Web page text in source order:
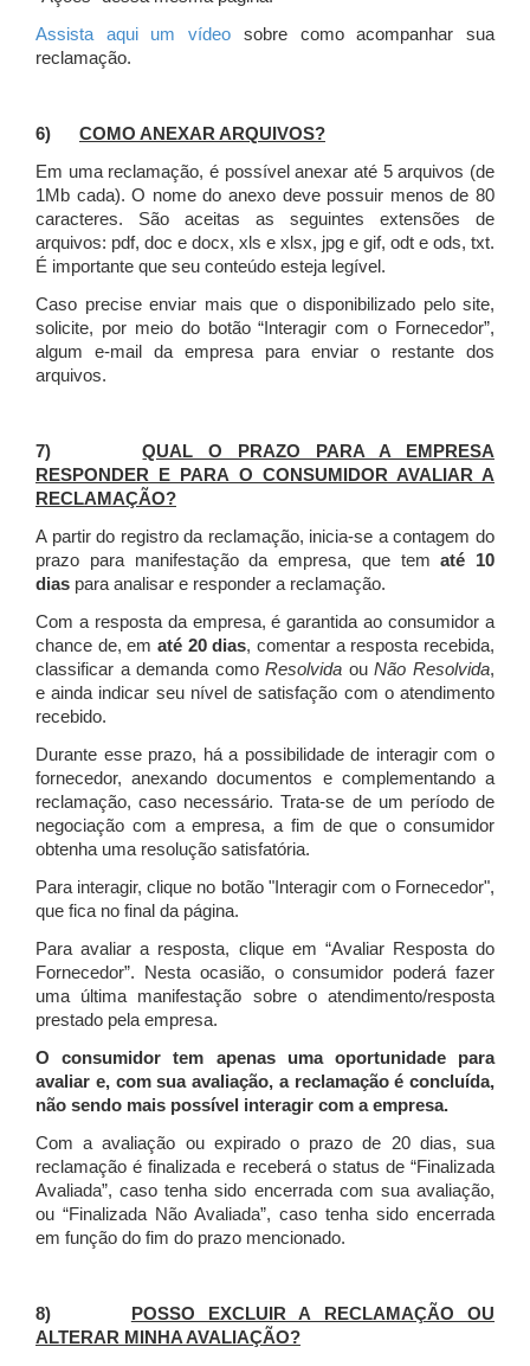
Assista aqui um vídeo sobre como acompanhar sua
reclamação.
6) COMO ANEXAR ARQUIVOS?
Em uma reclamação, é possível anexar até 5 arquivos (de
1Mb cada). O nome do anexo deve possuir menos de 80
caracteres. São aceitas as seguintes extensões de
arquivos: pdf, doc e docx, xls e xlsx, jpg e gif, odt e ods, txt.
É importante que seu conteúdo esteja legível.
Caso precise enviar mais que o disponibilizado pelo site,
solicite, por meio do botão “Interagir com o Fornecedor”,
algum e-mail da empresa para enviar o restante dos
arquivos.
7)QUAL O PRAZO PARA A EMPRESA
RESPONDER E PARA O CONSUMIDOR AVALIAR A
RECLAMAÇÃO?
A partir do registro da reclamação, inicia-se a contagem do
prazo para manifestação da empresa, que tematé 10
dias para analisar e responder a reclamação.
Com a resposta da empresa, é garantida ao consumidor a
chance de, em até 20 dias, comentar a resposta recebida,
classificar a demanda comoResolvida ouNão Resolvida,
e ainda indicar seu nível de satisfação com o atendimento
recebido.
Durante esse prazo, há a possibilidade de interagir com o
fornecedor, anexando documentos e complementando a
reclamação, caso necessário.Trata-se de um período de
negociação com a empresa, a fim de que o consumidor
obtenha uma resolução satisfatória.
Para interagir, clique no botão "Interagir com o Fornecedor",
que fica no final da página.
Para avaliar a resposta, clique em “Avaliar Resposta do
Fornecedor”. Nesta ocasião, o consumidor poderá fazer
uma última manifestação sobre o atendimento/resposta
prestado pela empresa.
O consumidor tem apenas uma oportunidade para
avaliar e, com sua avaliação, a reclamação é concluída,
não sendo mais possível interagir com a empresa.
Com a avaliação ou expirado o prazo de 20 dias, sua
reclamação é finalizada e receberá o status de “Finalizada
Avaliada”, caso tenha sido encerrada com sua avaliação,
ou “Finalizada Não Avaliada”, caso tenha sido encerrada
em função do fim do prazo mencionado.
8)
POSSO EXCLUIR A RECLAMAÇÃO OU
ALTERAR MINHA AVALIAÇÃO?